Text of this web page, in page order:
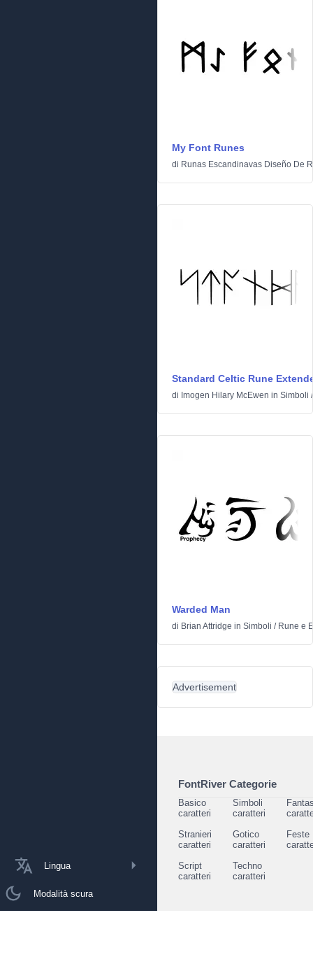
Lingua
Modalità scura
My Font Runes
di Runas Escandinavas Diseño De
Standard Celtic Rune
di Imogen Hilary McEwen in Simboli
Warded Man
di Brian Attridge in Simboli / Rune e
Advertisement
FontRiver Categorie
Basico
caratteri
Simboli
caratteri
Stranieri
caratteri
Gotico
caratteri
Feste
Script
caratteri
Techno
caratteri